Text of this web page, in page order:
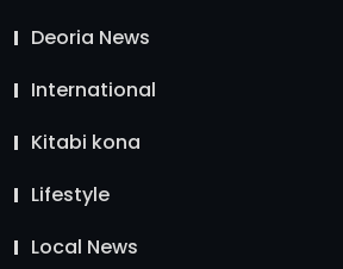
Deoria News
International
Kitabi kona
Lifestyle
Local News